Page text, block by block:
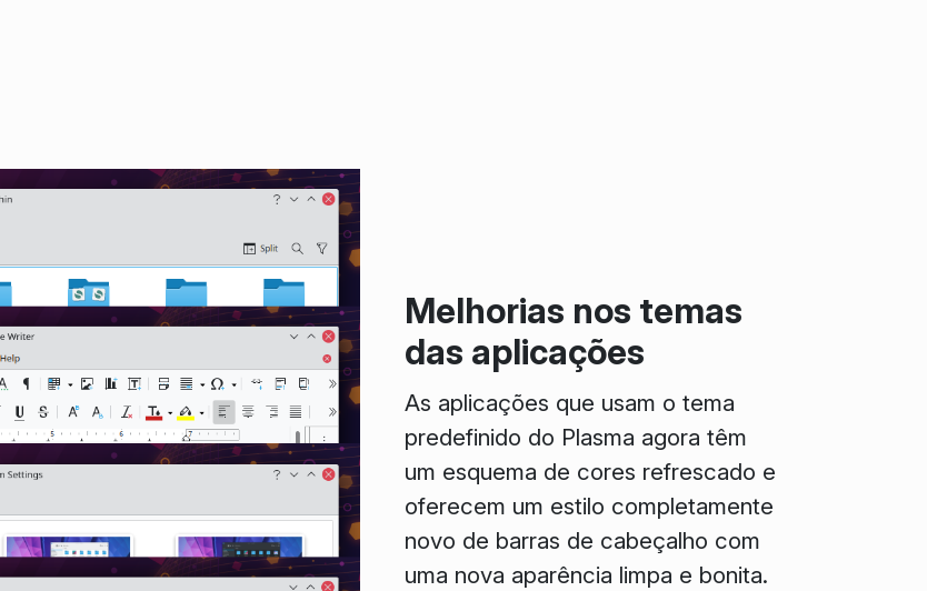
Melhorias nos temas
das aplicações
As aplicações que usam o tema
predefinido do Plasma agora têm
um esquema de cores refrescado e
oferecem um estilo completamente
novo de barras de cabeçalho com
uma nova aparência limpa e bonita.